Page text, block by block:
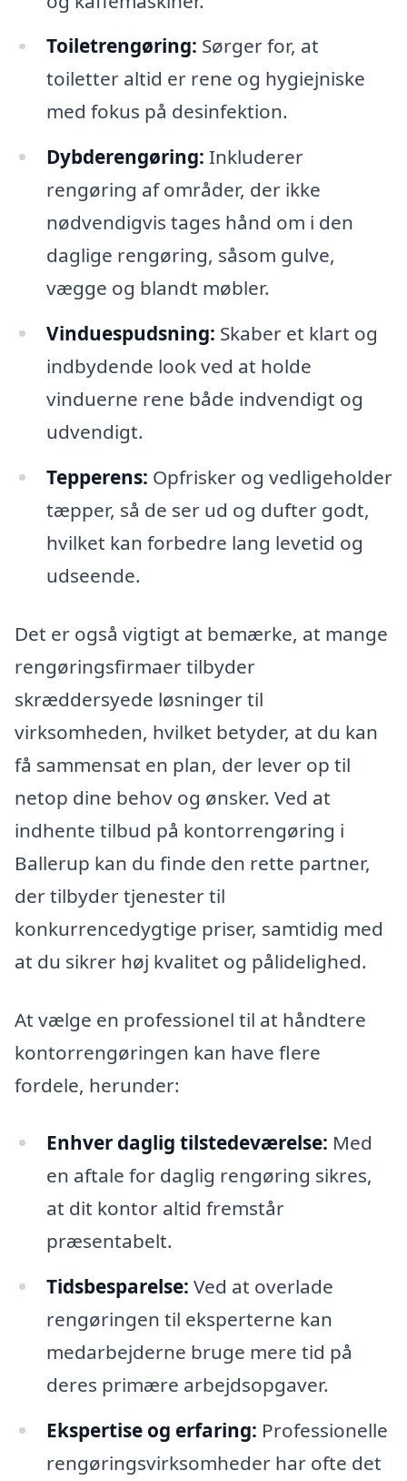
Toiletrengøring: Sørger for, at
toiletter altid er rene og hygiejniske
med fokus på desinfektion.
Dybderengøring: Inkluderer
rengøring af områder, der ikke
nødvendigvis tages hånd om i den
daglige rengøring, såsom gulve,
vægge og blandt møbler.
Vinduespudsning: Skaber et klart og
indbydende look ved at holde
vinduerne rene både indvendigt og
udvendigt.
Tepperens: Opfrisker og vedligeholder
tæpper, så de ser ud og dufter godt,
hvilket kan forbedre lang levetid og
udseende.
Det er også vigtigt at bemærke, at mange
rengøringsfirmaer tilbyder
skræddersyede løsninger til
virksomheden, hvilket betyder, at du kan
få sammensat en plan, der lever op til
netop dine behov og ønsker. Ved at
indhente tilbud på kontorrengøring i
Ballerup kan du finde den rette partner,
der tilbyder tjenester til
konkurrencedygtige priser, samtidig med
at du sikrer høj kvalitet og pålidelighed.
At vælge en professionel til at håndtere
kontorrengøringen kan have flere
fordele, herunder:
Enhver daglig tilstedeværelse: Med
en aftale for daglig rengøring sikres,
at dit kontor altid fremstår
præsentabelt.
Tidsbesparelse: Ved at overlade
rengøringen til eksperterne kan
medarbejderne bruge mere tid på
deres primære arbejdsopgaver.
Ekspertise og erfaring: Professionelle
rengøringsvirksomheder har ofte det